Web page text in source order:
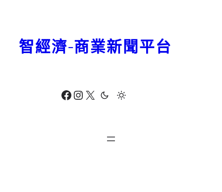
Facebook Instagram X
智經濟-商業新聞平台